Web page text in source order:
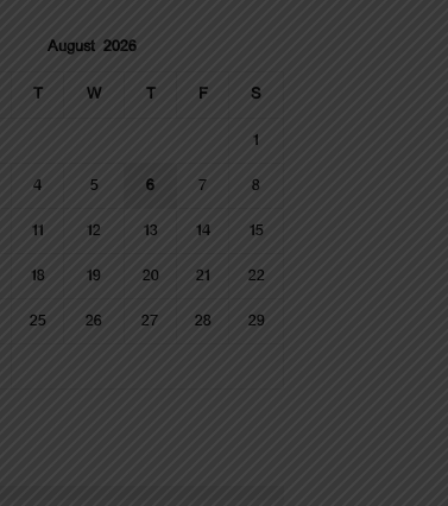
August 2026
T W T F S
1
4 5 6 7 8
11 12 13 14 15
18 19 20 21 22
25 26 27 28 29